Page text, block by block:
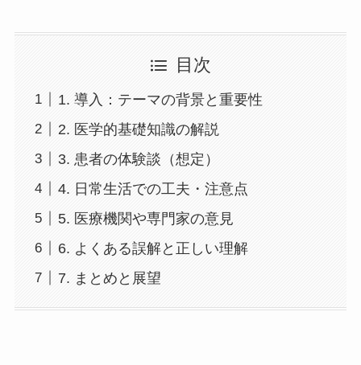
目次
1. 導入：テーマの背景と重要性
2. 医学的基礎知識の解説
3. 患者の体験談（想定）
4. 日常生活での工夫・注意点
5. 医療機関や専門家の意見
6. よくある誤解と正しい理解
7. まとめと展望